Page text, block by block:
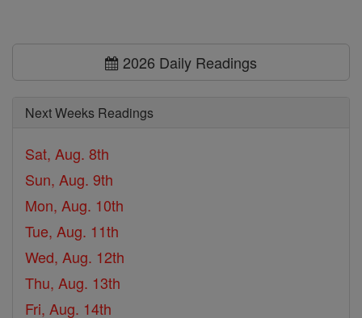
2026 Daily Readings
Next Weeks Readings
Sat, Aug. 8th
Sun, Aug. 9th
Mon, Aug. 10th
Tue, Aug. 11th
Wed, Aug. 12th
Thu, Aug. 13th
Fri, Aug. 14th